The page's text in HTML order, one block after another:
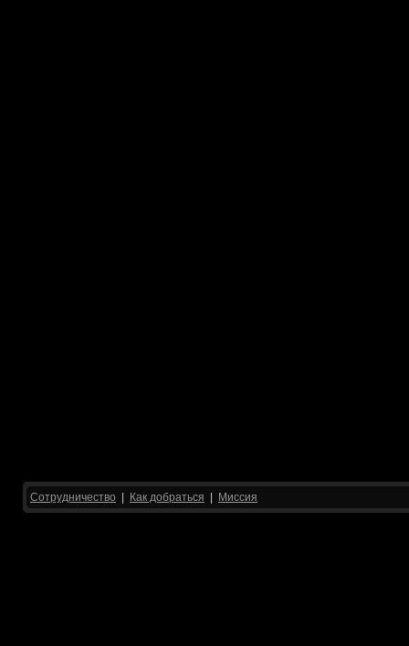
Сотрудничество Как добраться Миссия